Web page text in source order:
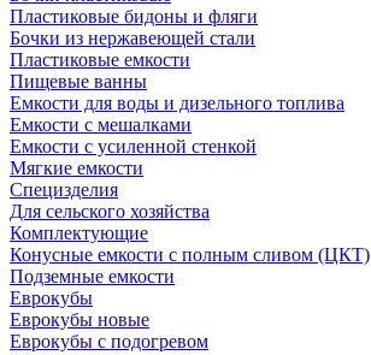
Пластиковые бидоны и фляги
Бочки из нержавеющей стали
Пластиковые емкости
Пищевые ванны
Емкости для воды и дизельного топлива
Емкости с мешалками
Емкости с усиленной стенкой
Мягкие емкости
Специзделия
Для сельского хозяйства
Комплектующие
Конусные емкости с полным сливом (ЦКТ)
Подземные емкости
Еврокубы
Еврокубы новые
Еврокубы с подогревом